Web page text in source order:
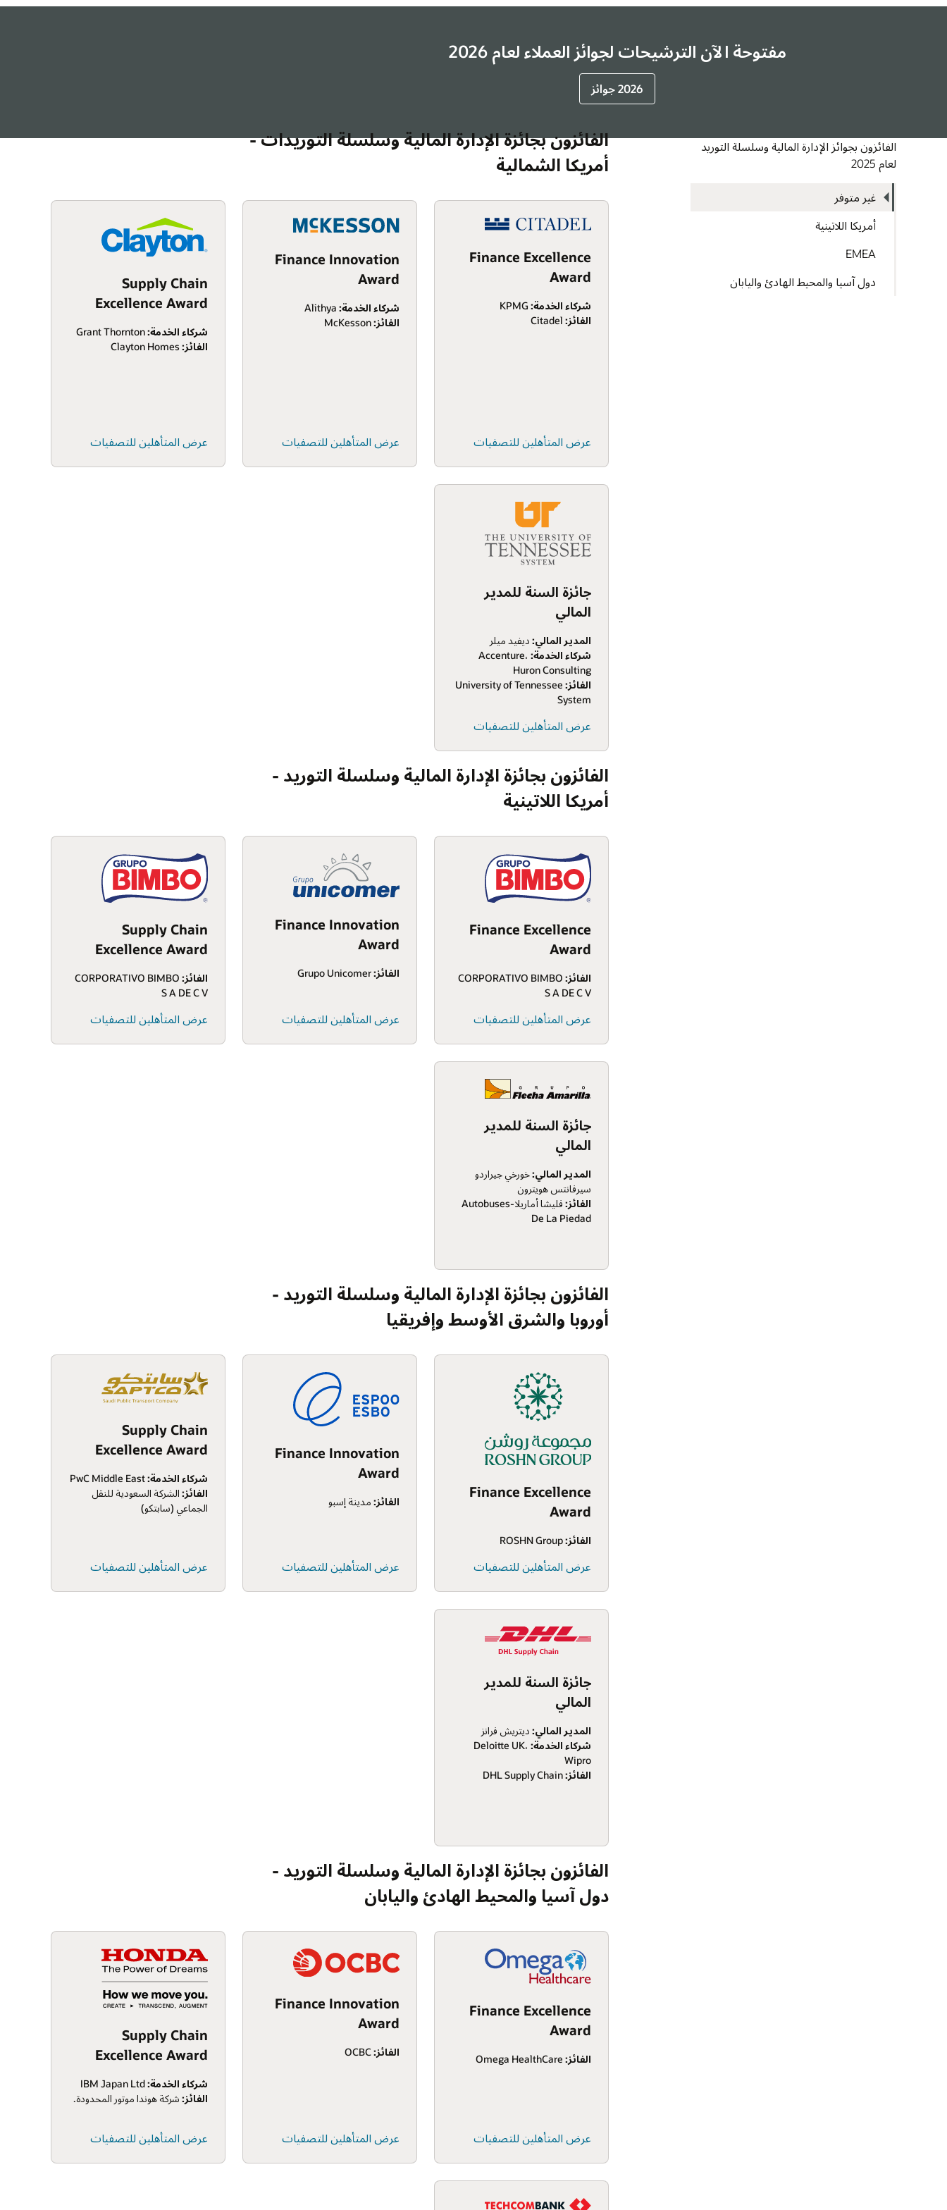
مفتوحة الآن الترشيحات لجوائز العملاء لعام 2026
2026 جوائز
الفائزون بجوائز الإدارة المالية وسلسلة التوريد
لعام 2025
غير متوفر
أمريكا اللاتينية
EMEA
دول آسيا والمحيط الهادئ واليابان
الفائزون بجائزة الإدارة المالية وسلسلة التوريدات -
أمريكا الشمالية
Finance Excellence
Award
شركاء الخدمة:
الفائز:
عرض المتأهلين للتصفيات
Finance Innovation
Award
شركاء الخدمة:
الفائز:
عرض المتأهلين للتصفيات
Supply Chain
Excellence Award
شركاء الخدمة:
الفائز:
عرض المتأهلين للتصفيات
جائزة السنة للمدير
المالي
المدير المالي: ديفيد ميلر
شركاء الخدمة: Accenture،
Huron Consulting
الفائز: University of Tennessee
System
عرض المتأهلين للتصفيات
الفائزون بجائزة الإدارة المالية وسلسلة التوريد -
أمريكا اللاتينية
Finance Excellence
Award
الفائز: CORPORATIVO BIMBO
S A DE C V
عرض المتأهلين للتصفيات
Finance Innovation
Award
الفائز:
عرض المتأهلين للتصفيات
Supply Chain
Excellence Award
الفائز: CORPORATIVO BIMBO
S A DE C V
عرض المتأهلين للتصفيات
جائزة السنة للمدير
المالي
المدير المالي:خورخي جيراردو
سيرفانتس هويترون
الفائز:
فليشا أماريلا-Autobuses
De La Piedad
الفائزون بجائزة الإدارة المالية وسلسلة التوريد -
أوروبا والشرق الأوسط وإفريقيا
Finance Excellence
Award
الفائز:
عرض المتأهلين للتصفيات
Finance Innovation
Award
الفائز: مدينة إسبو
عرض المتأهلين للتصفيات
Supply Chain
Excellence Award
شركاء الخدمة:
الفائز: الشركة السعودية للنقل
الجماعي (سابتكو)
عرض المتأهلين للتصفيات
جائزة السنة للمدير
المالي
المدير المالي: ديتريش فرانز
شركاء الخدمة: Deloitte UK،
Wipro
الفائز:
الفائزون بجائزة الإدارة المالية وسلسلة التوريد -
دول آسيا والمحيط الهادئ واليابان
Finance Excellence
Award
الفائز:
عرض المتأهلين للتصفيات
Finance Innovation
Award
الفائز:
عرض المتأهلين للتصفيات
Supply Chain
Excellence Award
شركاء الخدمة:
الفائز: شركة هوندا موتور المحدودة.
عرض المتأهلين للتصفيات